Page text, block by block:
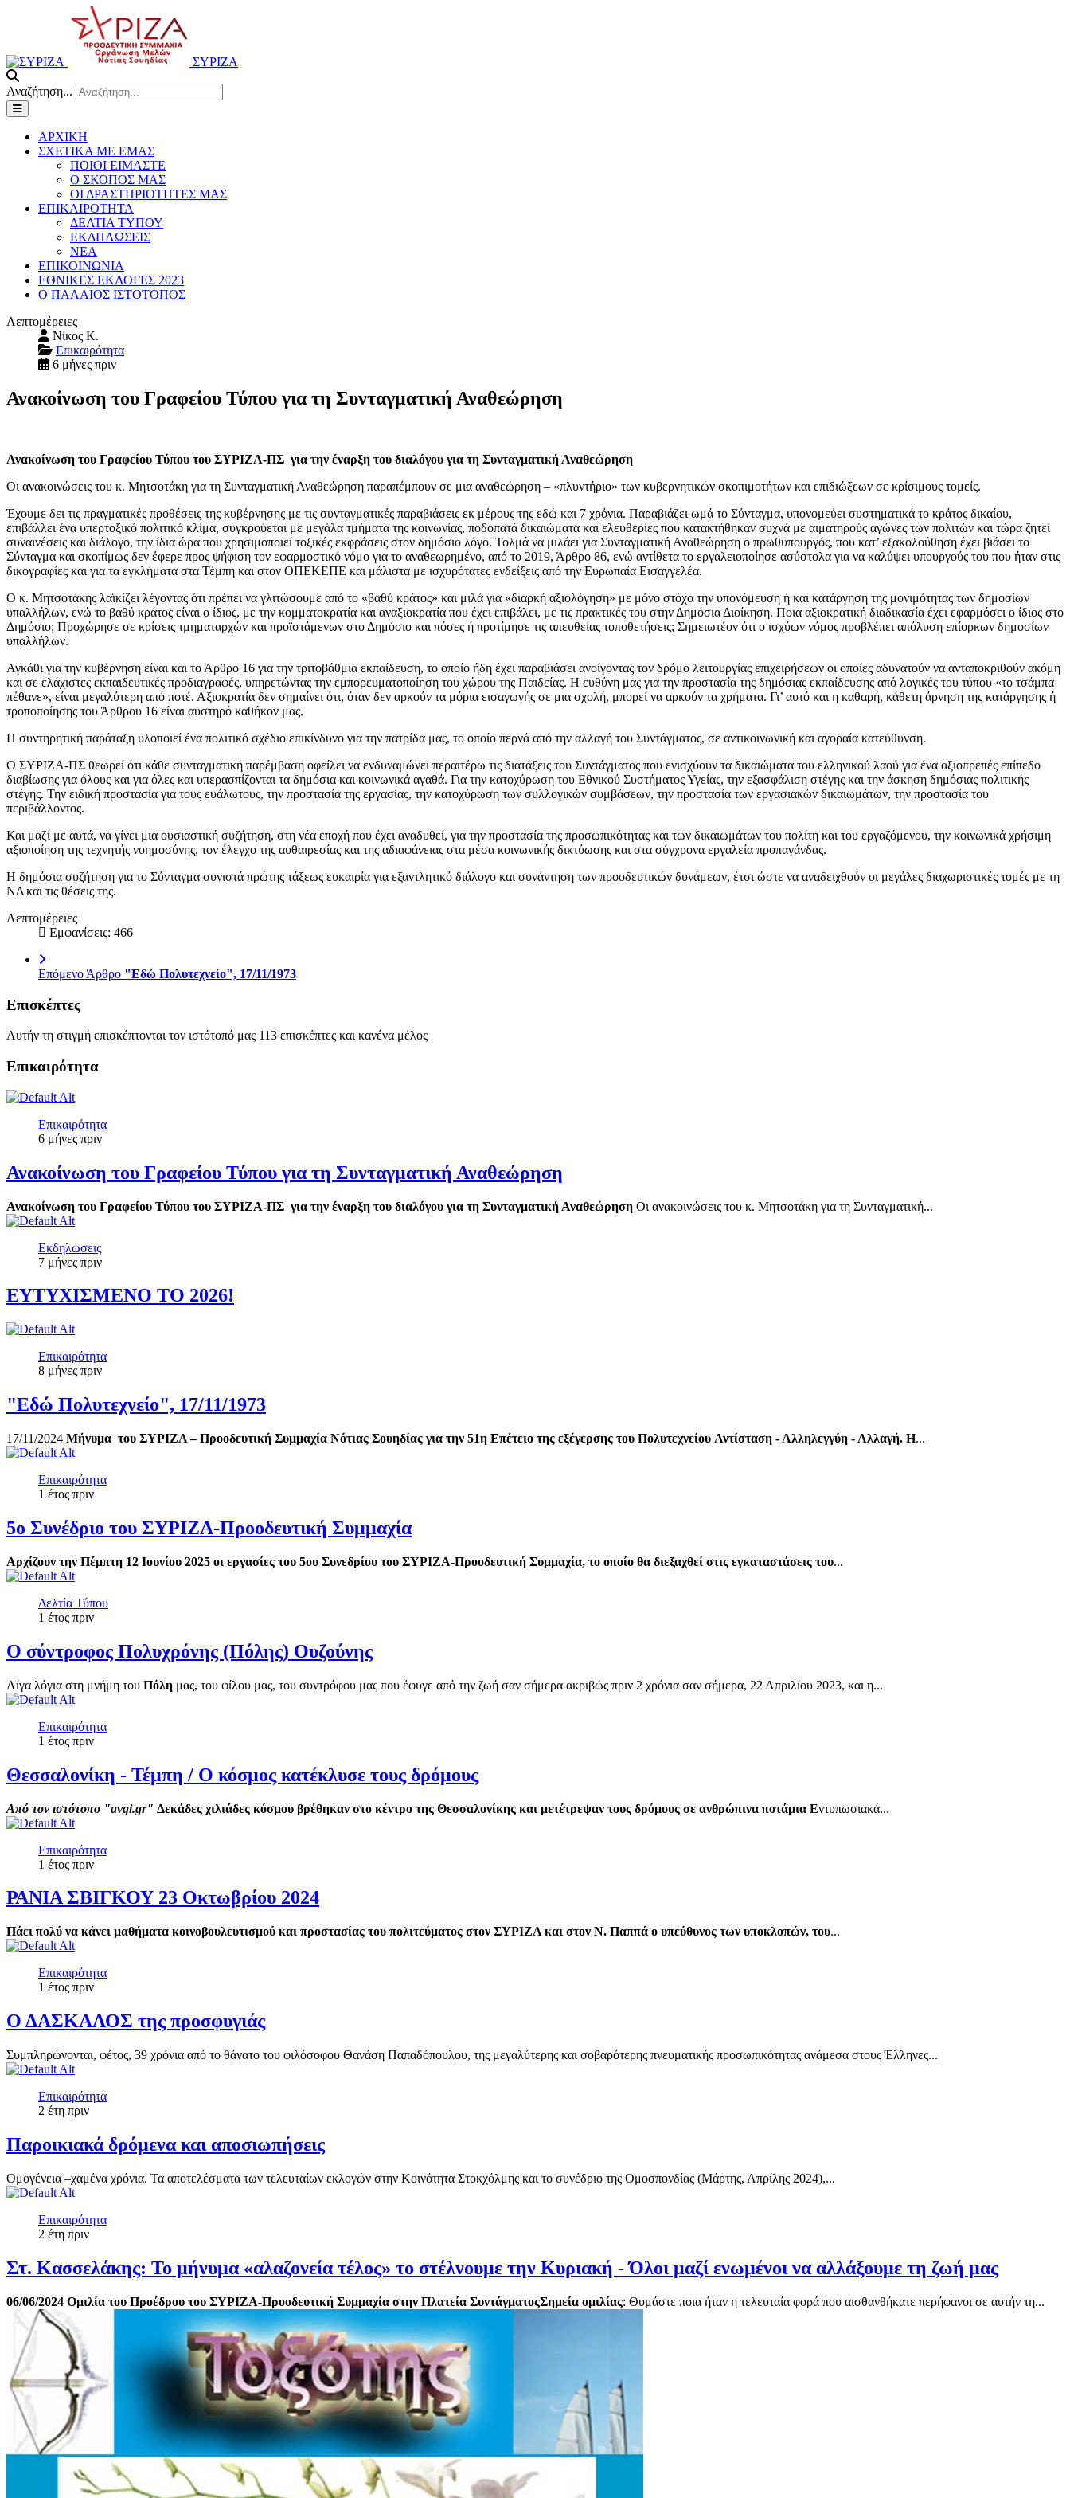
ΣΥΡΙΖΑ
Αναζήτηση...
ΑΡΧΙΚΗ
ΣΧΕΤΙΚΑ ΜΕ ΕΜΑΣ
ΠΟΙΟΙ ΕΙΜΑΣΤΕ
Ο ΣΚΟΠΟΣ ΜΑΣ
ΟΙ ΔΡΑΣΤΗΡΙΟΤΗΤΕΣ ΜΑΣ
ΕΠΙΚΑΙΡΟΤΗΤΑ
ΔΕΛΤΙΑ ΤΥΠΟΥ
ΕΚΔΗΛΩΣΕΙΣ
ΝΕΑ
ΕΠΙΚΟΙΝΩΝΙΑ
ΕΘΝΙΚΕΣ ΕΚΛΟΓΕΣ 2023
Ο ΠΑΛΑΙΟΣ ΙΣΤΟΤΟΠΟΣ
Λεπτομέρειες
Νίκος Κ.
Επικαιρότητα
6 μήνες πριν
Ανακοίνωση του Γραφείου Τύπου για τη Συνταγματική Αναθεώρηση
Ανακοίνωση του Γραφείου Τύπου του ΣΥΡΙΖΑ-ΠΣ για την έναρξη του διαλόγου για τη Συνταγματική Αναθεώρηση
Οι ανακοινώσεις του κ. Μητσοτάκη για τη Συνταγματική Αναθεώρηση παραπέμπουν σε μια αναθεώρηση – «πλυντήριο» των κυβερνητικών σκοπιμοτήτων και επιδιώξεων σε κρίσιμους τομείς.
Έχουμε δει τις πραγματικές προθέσεις της κυβέρνησης με τις συνταγματικές παραβιάσεις εκ μέρους της εδώ και 7 χρόνια. Παραβιάζει ωμά το Σύνταγμα, υπονομεύει συστηματικά το κράτος δικαίου,
επιβάλλει ένα υπερτοξικό πολιτικό κλίμα, συγκρούεται με μεγάλα τμήματα της κοινωνίας, ποδοπατά δικαιώματα και ελευθερίες που κατακτήθηκαν συχνά με αιματηρούς αγώνες των πολιτών και τώρα ζητεί
συναινέσεις και διάλογο, την ίδια ώρα που χρησιμοποιεί τοξικές εκφράσεις στον δημόσιο λόγο. Τολμά να μιλάει για Συνταγματική Αναθεώρηση ο πρωθυπουργός, που κατ’ εξακολούθηση έχει βιάσει το
Σύνταγμα και σκοπίμως δεν έφερε προς ψήφιση τον εφαρμοστικό νόμο για το αναθεωρημένο, από το 2019, Άρθρο 86, ενώ αντίθετα το εργαλειοποίησε ασύστολα για να καλύψει υπουργούς του που ήταν στις
δικογραφίες και για τα εγκλήματα στα Τέμπη και στον ΟΠΕΚΕΠΕ και μάλιστα με ισχυρότατες ενδείξεις από την Ευρωπαία Εισαγγελέα.
Ο κ. Μητσοτάκης λαϊκίζει λέγοντας ότι πρέπει να γλιτώσουμε από το «βαθύ κράτος» και μιλά για «διαρκή αξιολόγηση» με μόνο στόχο την υπονόμευση ή και κατάργηση της μονιμότητας των δημοσίων
υπαλλήλων, ενώ το βαθύ κράτος είναι ο ίδιος, με την κομματοκρατία και αναξιοκρατία που έχει επιβάλει, με τις πρακτικές του στην Δημόσια Διοίκηση. Ποια αξιοκρατική διαδικασία έχει εφαρμόσει ο ίδιος στο
Δημόσιο; Προχώρησε σε κρίσεις τμηματαρχών και προϊστάμενων στο Δημόσιο και πόσες ή προτίμησε τις απευθείας τοποθετήσεις; Σημειωτέον ότι ο ισχύων νόμος προβλέπει απόλυση επίορκων δημοσίων
υπαλλήλων.
Αγκάθι για την κυβέρνηση είναι και το Άρθρο 16 για την τριτοβάθμια εκπαίδευση, το οποίο ήδη έχει παραβιάσει ανοίγοντας τον δρόμο λειτουργίας επιχειρήσεων οι οποίες αδυνατούν να ανταποκριθούν ακόμη
και σε ελάχιστες εκπαιδευτικές προδιαγραφές, υπηρετώντας την εμπορευματοποίηση του χώρου της Παιδείας. Η ευθύνη μας για την προστασία της δημόσιας εκπαίδευσης από λογικές του τύπου «το τσάμπα
πέθανε», είναι μεγαλύτερη από ποτέ. Αξιοκρατία δεν σημαίνει ότι, όταν δεν αρκούν τα μόρια εισαγωγής σε μια σχολή, μπορεί να αρκούν τα χρήματα. Γι’ αυτό και η καθαρή, κάθετη άρνηση της κατάργησης ή
τροποποίησης του Άρθρου 16 είναι αυστηρό καθήκον μας.
Η συντηρητική παράταξη υλοποιεί ένα πολιτικό σχέδιο επικίνδυνο για την πατρίδα μας, το οποίο περνά από την αλλαγή του Συντάγματος, σε αντικοινωνική και αγοραία κατεύθυνση.
Ο ΣΥΡΙΖΑ-ΠΣ θεωρεί ότι κάθε συνταγματική παρέμβαση οφείλει να ενδυναμώνει περαιτέρω τις διατάξεις του Συντάγματος που ενισχύουν τα δικαιώματα του ελληνικού λαού για ένα αξιοπρεπές επίπεδο
διαβίωσης για όλους και για όλες και υπερασπίζονται τα δημόσια και κοινωνικά αγαθά. Για την κατοχύρωση του Εθνικού Συστήματος Υγείας, την εξασφάλιση στέγης και την άσκηση δημόσιας πολιτικής
στέγης. Την ειδική προστασία για τους ευάλωτους, την προστασία της εργασίας, την κατοχύρωση των συλλογικών συμβάσεων, την προστασία των εργασιακών δικαιωμάτων, την προστασία του
περιβάλλοντος.
Και μαζί με αυτά, να γίνει μια ουσιαστική συζήτηση, στη νέα εποχή που έχει αναδυθεί, για την προστασία της προσωπικότητας και των δικαιωμάτων του πολίτη και του εργαζόμενου, την κοινωνικά χρήσιμη
αξιοποίηση της τεχνητής νοημοσύνης, τον έλεγχο της αυθαιρεσίας και της αδιαφάνειας στα μέσα κοινωνικής δικτύωσης και στα σύγχρονα εργαλεία προπαγάνδας.
Η δημόσια συζήτηση για το Σύνταγμα συνιστά πρώτης τάξεως ευκαιρία για εξαντλητικό διάλογο και συνάντηση των προοδευτικών δυνάμεων, έτσι ώστε να αναδειχθούν οι μεγάλες διαχωριστικές τομές με τη
ΝΔ και τις θέσεις της.
Λεπτομέρειες
Εμφανίσεις: 466
Επόμενο Άρθρο "Εδώ Πολυτεχνείο", 17/11/1973
Επισκέπτες
Αυτήν τη στιγμή επισκέπτονται τον ιστότοπό μας 113 επισκέπτες και κανένα μέλος
Επικαιρότητα
Επικαιρότητα
6 μήνες πριν
Ανακοίνωση του Γραφείου Τύπου για τη Συνταγματική Αναθεώρηση
Ανακοίνωση του Γραφείου Τύπου του ΣΥΡΙΖΑ-ΠΣ για την έναρξη του διαλόγου για τη Συνταγματική Αναθεώρηση Οι ανακοινώσεις του κ. Μητσοτάκη για τη Συνταγματική...
Εκδηλώσεις
7 μήνες πριν
ΕΥΤΥΧΙΣΜΕΝΟ ΤΟ 2026!
Επικαιρότητα
8 μήνες πριν
"Εδώ Πολυτεχνείο", 17/11/1973
17/11/2024 Μήνυμα του ΣΥΡΙΖΑ – Προοδευτική Συμμαχία Νότιας Σουηδίας για την 51η Επέτειο της εξέγερσης του Πολυτεχνείου Αντίσταση - Αλληλεγγύη - Αλλαγή. Η...
Επικαιρότητα
1 έτος πριν
5ο Συνέδριο του ΣΥΡΙΖΑ-Προοδευτική Συμμαχία
Αρχίζουν την Πέμπτη 12 Ιουνίου 2025 οι εργασίες του 5ου Συνεδρίου του ΣΥΡΙΖΑ-Προοδευτική Συμμαχία, το οποίο θα διεξαχθεί στις εγκαταστάσεις του...
Δελτία Τύπου
1 έτος πριν
Ο σύντροφος Πολυχρόνης (Πόλης) Ουζούνης
Λίγα λόγια στη μνήμη του Πόλη μας, του φίλου μας, του συντρόφου μας που έφυγε από την ζωή σαν σήμερα ακριβώς πριν 2 χρόνια σαν σήμερα, 22 Απριλίου 2023, και η...
Επικαιρότητα
1 έτος πριν
Θεσσαλονίκη - Τέμπη / Ο κόσμος κατέκλυσε τους δρόμους
Από τον ιστότοπο "avgi.gr" Δεκάδες χιλιάδες κόσμου βρέθηκαν στο κέντρο της Θεσσαλονίκης και μετέτρεψαν τους δρόμους σε ανθρώπινα ποτάμια Eντυπωσιακά...
Επικαιρότητα
1 έτος πριν
ΡΑΝΙΑ ΣΒΙΓΚΟΥ 23 Οκτωβρίου 2024
Πάει πολύ να κάνει μαθήματα κοινοβουλευτισμού και προστασίας του πολιτεύματος στον ΣΥΡΙΖΑ και στον Ν. Παππά ο υπεύθυνος των υποκλοπών, του...
Επικαιρότητα
1 έτος πριν
Ο ΔΑΣΚΑΛΟΣ της προσφυγιάς
Συμπληρώνονται, φέτος, 39 χρόνια από το θάνατο του φιλόσοφου Θανάση Παπαδόπουλου, της μεγαλύτερης και σοβαρότερης πνευματικής προσωπικότητας ανάμεσα στους Έλληνες...
Επικαιρότητα
2 έτη πριν
Παροικιακά δρόμενα και αποσιωπήσεις
Ομογένεια –χαμένα χρόνια. Τα αποτελέσματα των τελευταίων εκλογών στην Κοινότητα Στοκχόλμης και το συνέδριο της Ομοσπονδίας (Μάρτης, Απρίλης 2024),...
Επικαιρότητα
2 έτη πριν
Στ. Κασσελάκης: Το μήνυμα «αλαζονεία τέλος» το στέλνουμε την Κυριακή - Όλοι μαζί ενωμένοι να αλλάξουμε τη ζωή μας
06/06/2024 Ομιλία του Προέδρου του ΣΥΡΙΖΑ-Προοδευτική Συμμαχία στην Πλατεία ΣυντάγματοςΣημεία ομιλίας: Θυμάστε ποια ήταν η τελευταία φορά που αισθανθήκατε περήφανοι σε αυτήν τη...